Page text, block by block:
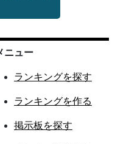
ニュー
ランキングを探す
ランキングを作る
掲示板を探す